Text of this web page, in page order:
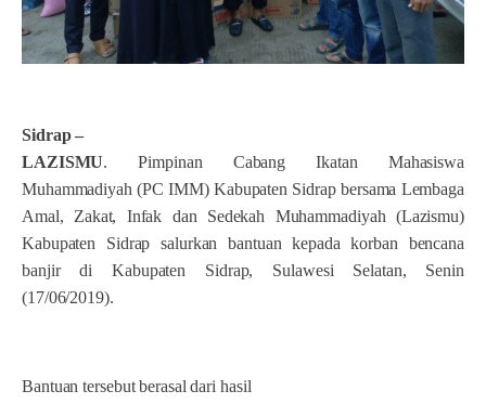
Sidrap –
LAZISMU. Pimpinan Cabang Ikatan Mahasiswa
Muhammadiyah (PC IMM) Kabupaten Sidrap bersama Lembaga
Amal, Zakat, Infak dan Sedekah Muhammadiyah (Lazismu)
Kabupaten Sidrap salurkan bantuan kepada korban bencana
banjir di Kabupaten Sidrap, Sulawesi Selatan, Senin
(17/06/2019).
Bantuan tersebut berasal dari hasil